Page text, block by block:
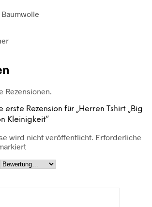
Baumwolle
Rezensionen.
erste Rezension für „Herren Tshirt „Big
Kleinigkeit“
wird nicht veröffentlicht. Erforderliche